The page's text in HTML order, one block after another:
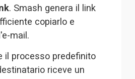
. Smash genera il link
copiarlo e
mail.
il processo predefinito
riceve un